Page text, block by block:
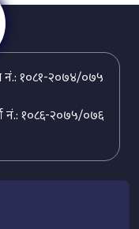
नं.: १०८१-२०७४/०७५
नं.: १०८६-२०७५/०७६